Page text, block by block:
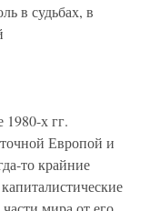
в судьбах, в
х гг.
Европой и
то крайние